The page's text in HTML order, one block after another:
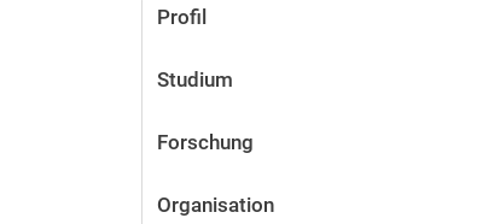
Profil
Studium
Forschung
Organisation